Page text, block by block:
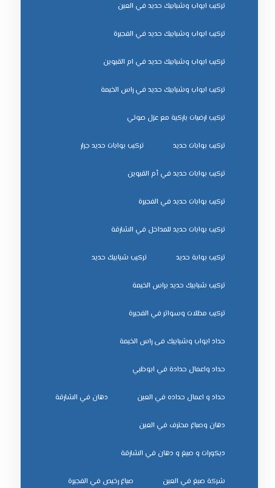
تركيب ابواب وشبابيك حديد في العين
تركيب ابواب وشبابيك حديد في الفجيرة
تركيب ابواب وشبابيك حديد في ام القيوين
تركيب ابواب وشبابيك حديد في راس الخيمة
تركيب ارضيات باركية مع عزل صوتي
تركيب بوابات حديد تركيب بوابات حديد جرار
تركيب بوابات حديد في أم القيوين
تركيب بوابات حديد في الفجيرة
تركيب بوابات حديد للمداخل في الشارقة
تركيب بوابة حديد تركيب شبابيك حديد
تركيب شبابيك حديد براس الخيمة
تركيب مظلات وسواتر في الفجيرة
حداد ابواب وشبابيك فى راس الخيمة
حداد واعمال حدادة في ابوظبي
حداد و اعمال حداده في العين دهان في الشارقة
دهان وصباغ محترف في العين
ديكورات و صبغ و دهان في الشارقة
شركة صبغ في العين صباغ رخيص في الفجيرة